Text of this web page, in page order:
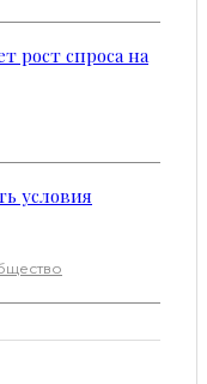
рост спроса на
условия